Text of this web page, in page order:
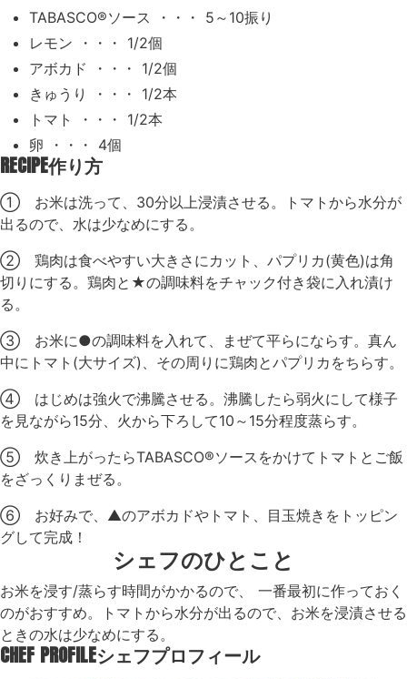
TABASCO®ソース ・・・ 5～10振り
レモン ・・・ 1/2個
アボカド ・・・ 1/2個
きゅうり ・・・ 1/2本
トマト ・・・ 1/2本
卵 ・・・ 4個
RECIPE作り方
① お米は洗って、30分以上浸漬させる。トマトから水分が
出るので、水は少なめにする。
② 鶏肉は食べやすい大きさにカット、パプリカ(黄色)は角
切りにする。鶏肉と★の調味料をチャック付き袋に入れ漬け
る。
③ お米に●の調味料を入れて、まぜて平らにならす。真ん
中にトマト(大サイズ)、その周りに鶏肉とパプリカをちらす。
④ はじめは強火で沸騰させる。沸騰したら弱火にして様子
を見ながら15分、火から下ろして10～15分程度蒸らす。
⑤ 炊き上がったらTABASCO®ソースをかけてトマトとご飯
をざっくりまぜる。
⑥ お好みで、▲のアボカドやトマト、目玉焼きをトッピン
グして完成！
シェフのひとこと
お米を浸す/蒸らす時間がかかるので、 一番最初に作っておく
のがおすすめ。トマトから水分が出るので、お米を浸漬させる
ときの水は少なめにする。
CHEF PROFILEシェフプロフィール